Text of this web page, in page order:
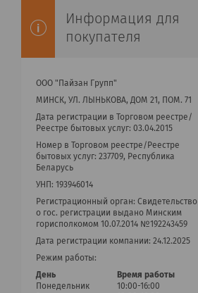
Информация для
покупателя
ООО "Пайзан Групп"
МИНСК, УЛ. ЛЫНЬКОВА, ДОМ 21, ПОМ. 71
Дата регистрации в Торговом реестре/
Реестре бытовых услуг: 03.04.2015
Номер в Торговом реестре/Реестре
бытовых услуг: 237709, Республика
Беларусь
УНП: 193946014
Регистрационный орган: Cвидетельство
о гос. регистрации выдано Минским
горисполкомом 10.07.2014 №192243459
Дата регистрации компании: 24.12.2025
Режим работы:
День
Время работы
Понедельник
10:00-16:00